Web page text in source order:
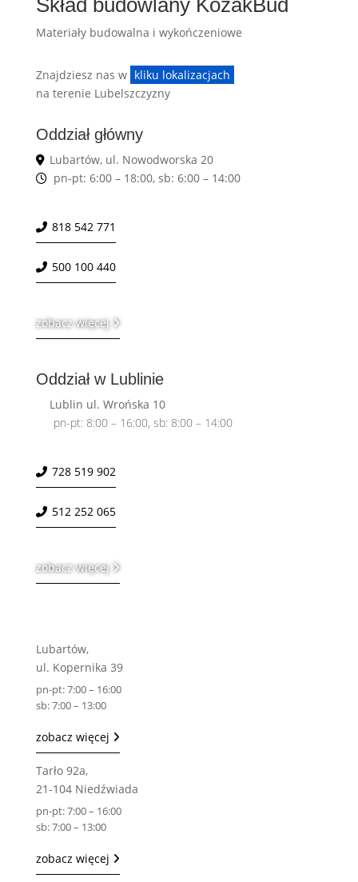
Skład budowlany KozakBud
Materiały budowalna i wykończeniowe
Znajdziesz nas w kliku lokalizacjach
na terenie Lubelszczyzny
Oddział główny
Lubartów, ul. Nowodworska 20
pn-pt: 6:00 – 18:00, sb: 6:00 – 14:00
818 542 771
500 100 440
zobacz więcej
Oddział w Lublinie
Lublin ul. Wrońska 10
pn-pt: 8:00 – 16:00, sb: 8:00 – 14:00
728 519 902
512 252 065
zobacz więcej
Lubartów,
ul. Kopernika 39
pn-pt: 7:00 – 16:00
sb: 7:00 – 13:00
zobacz więcej
Tarło 92a,
21-104 Niedźwiada
pn-pt: 7:00 – 16:00
sb: 7:00 – 13:00
zobacz więcej